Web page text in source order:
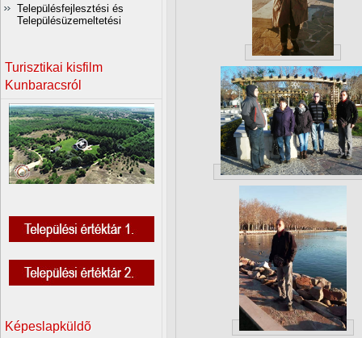
Településfejlesztési és
Településüzemeltetési
Turisztikai kisfilm
Kunbaracsról
Képeslapküldõ